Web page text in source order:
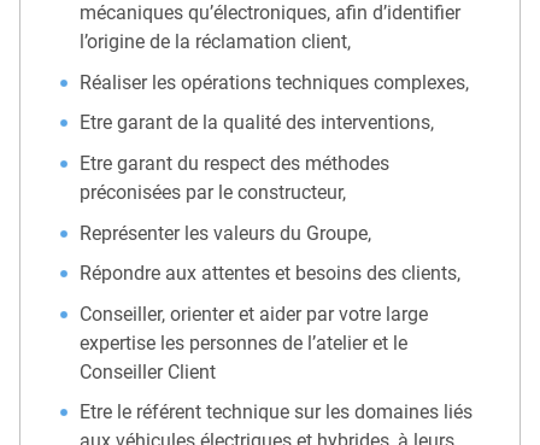
mécaniques qu’électroniques, afin d’identifier
l’origine de la réclamation client,
Réaliser les opérations techniques complexes,
Etre garant de la qualité des interventions,
Etre garant du respect des méthodes
préconisées par le constructeur,
Représenter les valeurs du Groupe,
Répondre aux attentes et besoins des clients,
Conseiller, orienter et aider par votre large
expertise les personnes de l’atelier et le
Conseiller Client
Etre le référent technique sur les domaines liés